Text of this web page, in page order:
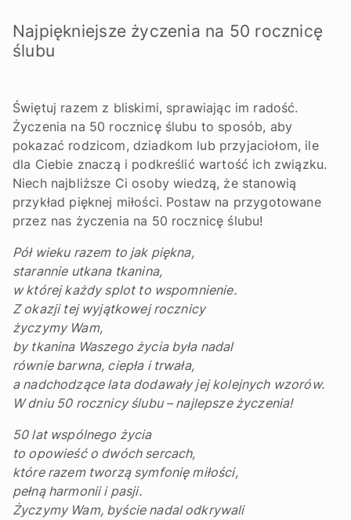
Najpiękniejsze życzenia na 50 rocznicę
ślubu
Świętuj razem z bliskimi, sprawiając im radość.
Życzenia na 50 rocznicę ślubu to sposób, aby
pokazać rodzicom, dziadkom lub przyjaciołom, ile
dla Ciebie znaczą i podkreślić wartość ich związku.
Niech najbliższe Ci osoby wiedzą, że stanowią
przykład pięknej miłości. Postaw na przygotowane
przez nas życzenia na 50 rocznicę ślubu!
Pół wieku razem to jak piękna,
starannie utkana tkanina,
w której każdy splot to wspomnienie.
Z okazji tej wyjątkowej rocznicy
życzymy Wam,
by tkanina Waszego życia była nadal
równie barwna, ciepła i trwała,
a nadchodzące lata dodawały jej kolejnych wzorów.
W dniu 50 rocznicy ślubu – najlepsze życzenia!
50 lat wspólnego życia
to opowieść o dwóch sercach,
które razem tworzą symfonię miłości,
pełną harmonii i pasji.
Życzymy Wam, byście nadal odkrywali